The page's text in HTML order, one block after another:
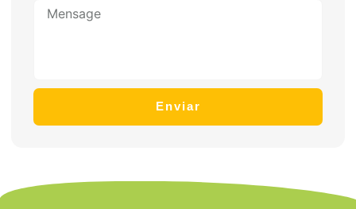
Enviar